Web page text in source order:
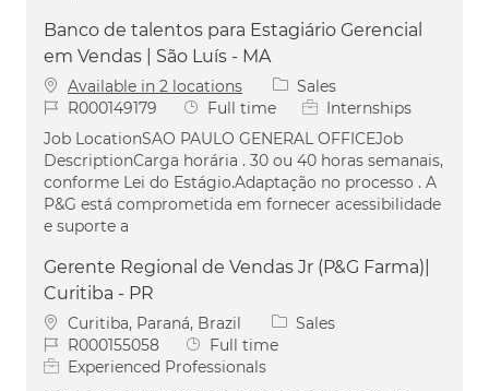
Banco de talentos para Estagiário Gerencial
em Vendas | São Luís - MA
Available in 2 locations Category
Sales
Job IdR000149179 Job Type
Full time
Internships
Job LocationSAO PAULO GENERAL OFFICEJob
DescriptionCarga horária . 30 ou 40 horas semanais,
conforme Lei do Estágio.Adaptação no processo . A
P&G está comprometida em fornecer acessibilidade
e suporte a
Gerente Regional de Vendas Jr (P&G Farma)|
Curitiba - PR
Location
Curitiba, Paraná, Brazil Category
Sales
Job IdR000155058 Job Type
Full time
Experienced Professionals